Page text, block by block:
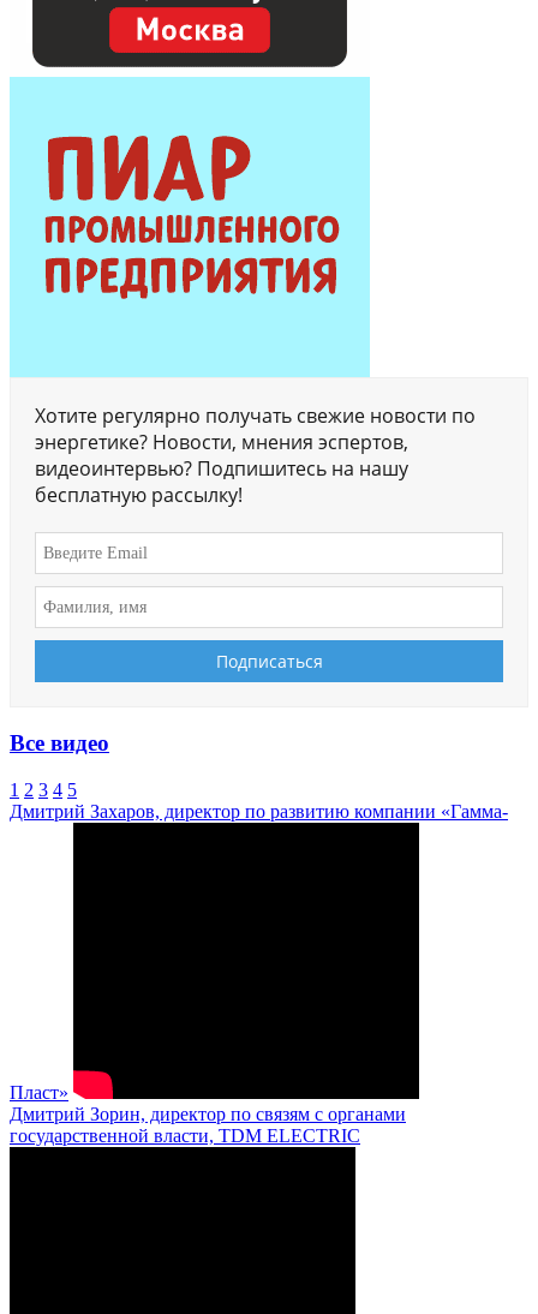
Хотите регулярно получать свежие новости по
энергетике? Новости, мнения эспертов,
видеоинтервью? Подпишитесь на нашу
бесплатную рассылку!
Все видео
1 2 3 4 5
Дмитрий Захаров, директор по развитию компании «Гамма-
Пласт»
Дмитрий Зорин, директор по связям с органами
государственной власти, TDM ELECTRIC